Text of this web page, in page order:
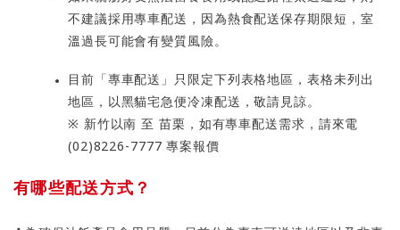
不建議採用專車配送，因為熱食配送保存期限短，室
溫過長可能會有變質風險。
目前「專車配送」只限定下列表格地區，表格未列出
地區，以黑貓宅急便冷凍配送，敬請見諒。
※ 新竹以南 至 苗栗，如有專車配送需求，請來電
(02)8226-7777 專案報價
有哪些配送方式？